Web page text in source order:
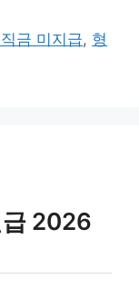
금 미지급, 형
급 2026